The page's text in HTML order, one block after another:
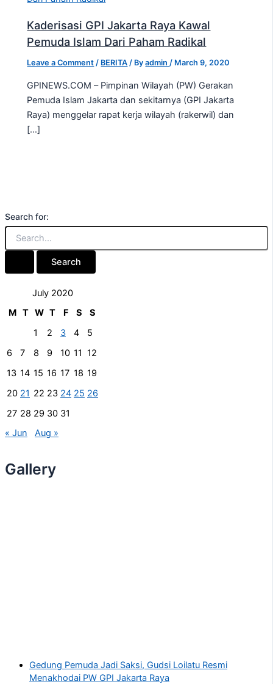
Kaderisasi GPI Jakarta Raya Kawal
Pemuda Islam Dari Paham Radikal
Leave a Comment / BERITA / Byadmin/ March 9, 2020
GPINEWS.COM – Pimpinan Wilayah (PW) Gerakan
Pemuda Islam Jakarta dan sekitarnya (GPI Jakarta
Raya) menggelar rapat kerja wilayah (rakerwil) dan
[…]
Search for:
July 2020
M T W T F S
S
1
2 3 4
5
6
7 8 9 10 11 12
13 14 15 16 17 18 19
20 21 22 23 24 25 26
27 28 29 30 31
« Jun
Aug »
Gallery
Gedung Pemuda Jadi Saksi, Gudsi Loilatu Resmi
Menakhodai PW GPI Jakarta Raya